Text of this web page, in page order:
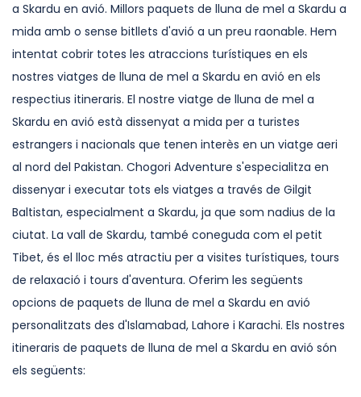
a Skardu en avió. Millors paquets de lluna de mel a Skardu a
mida amb o sense bitllets d'avió a un preu raonable. Hem
intentat cobrir totes les atraccions turístiques en els
nostres viatges de lluna de mel a Skardu en avió en els
respectius itineraris. El nostre viatge de lluna de mel a
Skardu en avió està dissenyat a mida per a turistes
estrangers i nacionals que tenen interès en un viatge aeri
al nord del Pakistan. Chogori Adventure s'especialitza en
dissenyar i executar tots els viatges a través de Gilgit
Baltistan, especialment a Skardu, ja que som nadius de la
ciutat. La vall de Skardu, també coneguda com el petit
Tibet, és el lloc més atractiu per a visites turístiques, tours
de relaxació i tours d'aventura. Oferim les següents
opcions de paquets de lluna de mel a Skardu en avió
personalitzats des d'Islamabad, Lahore i Karachi. Els nostres
itineraris de paquets de lluna de mel a Skardu en avió són
els següents: